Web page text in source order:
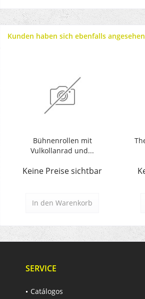
Kunden haben sich ebenfalls angesehen
Bühnenrollen mit
Vulkollanrad und...
Keine Preise sichtbar
In den Warenkorb
SERVICE
Catálogos